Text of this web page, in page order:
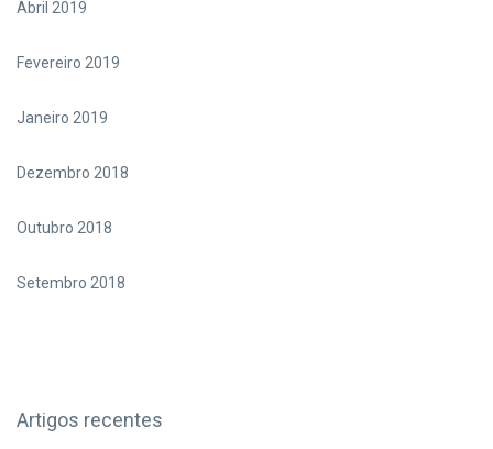
Abril 2019
Fevereiro 2019
Janeiro 2019
Dezembro 2018
Outubro 2018
Setembro 2018
Artigos recentes